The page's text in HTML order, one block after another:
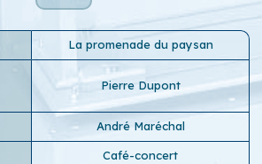
La promenade du paysan
Pierre Dupont
André Maréchal
Café-concert